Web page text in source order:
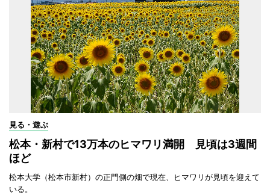
見る・遊ぶ
松本・新村で13万本のヒマワリ満開 見頃は3週間
ほど
松本大学（松本市新村）の正門側の畑で現在、ヒマワリが見頃を迎えて
いる。